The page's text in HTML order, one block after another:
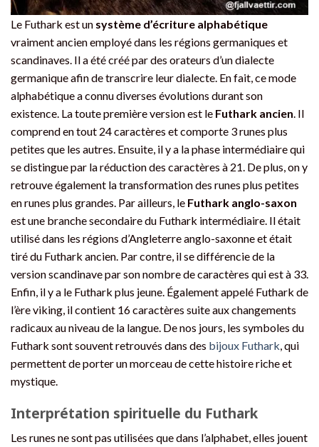
Le Futhark est un système d’écriture alphabétique
vraiment ancien employé dans les régions germaniques et
scandinaves. Il a été créé par des orateurs d’un dialecte
germanique afin de transcrire leur dialecte. En fait, ce mode
alphabétique a connu diverses évolutions durant son
existence. La toute première version est le Futhark ancien. Il
comprend en tout 24 caractères et comporte 3 runes plus
petites que les autres. Ensuite, il y a la phase intermédiaire qui
se distingue par la réduction des caractères à 21. De plus, on y
retrouve également la transformation des runes plus petites
en runes plus grandes. Par ailleurs, le Futhark anglo-saxon
est une branche secondaire du Futhark intermédiaire. Il était
utilisé dans les régions d’Angleterre anglo-saxonne et était
tiré du Futhark ancien. Par contre, il se différencie de la
version scandinave par son nombre de caractères qui est à 33.
Enfin, il y a le Futhark plus jeune. Également appelé Futhark de
l’ère viking, il contient 16 caractères suite aux changements
radicaux au niveau de la langue. De nos jours, les symboles du
Futhark sont souvent retrouvés dans des bijoux Futhark, qui
permettent de porter un morceau de cette histoire riche et
mystique.
Interprétation spirituelle du Futhark
Les runes ne sont pas utilisées que dans l’alphabet, elles jouent